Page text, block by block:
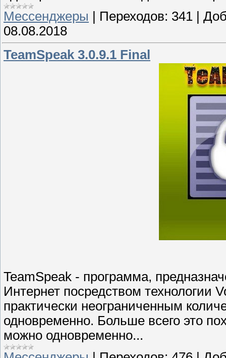
Мессенджеры | Переходов: 341 |
08.08.2018
TeamSpeak 3.0.9.1 Final
TeamSpeak - программа,
Интернет посредством технологии
практически неограниченным
одновременно. Больше всего это
можно одновременно...